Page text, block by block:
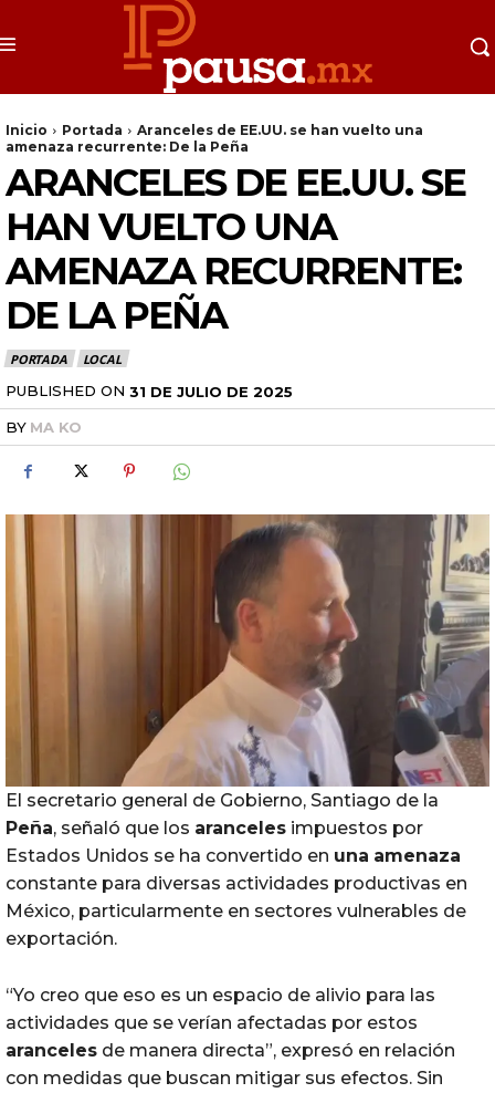
Inicio Portada
Aranceles de EE.UU. se han vuelto una
amenaza recurrente: De la Peña
ARANCELES DE EE.UU. SE
HAN VUELTO UNA
AMENAZA RECURRENTE:
DE LA PEÑA
PORTADA LOCAL
PUBLISHED ON 31 DE JULIO DE 2025
BY MA KO
El secretario general de Gobierno, Santiago de la
Peña, señaló que los aranceles impuestos por
Estados Unidos se ha convertido en una amenaza
constante para diversas actividades productivas en
México, particularmente en sectores vulnerables de
exportación.
“Yo creo que eso es un espacio de alivio para las
actividades que se verían afectadas por estos
aranceles de manera directa”, expresó en relación
con medidas que buscan mitigar sus efectos. Sin